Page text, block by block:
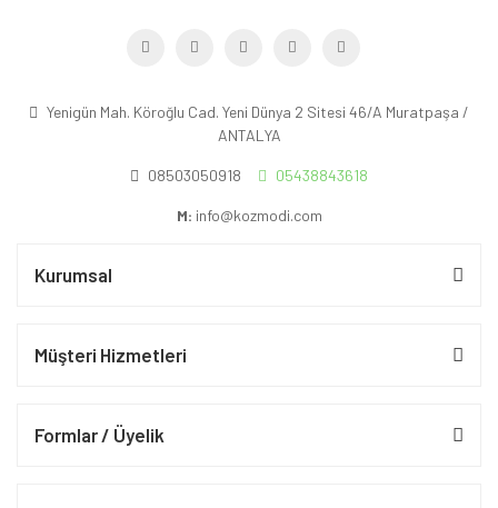
Yenigün Mah. Köroğlu Cad. Yeni Dünya 2 Sitesi 46/A Muratpaşa /
ANTALYA
08503050918 05438843618
M: info@kozmodi.com
Kurumsal
Müşteri Hizmetleri
Formlar / Üyelik